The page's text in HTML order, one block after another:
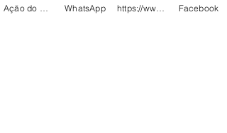
Gatos
WhatsApp Facebook